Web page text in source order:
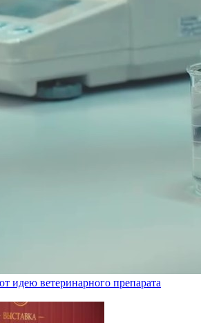
идею ветеринарного препарата